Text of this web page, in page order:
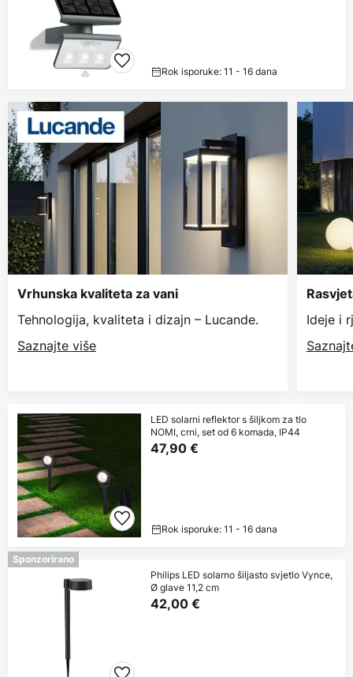
Rok isporuke: 11 - 16 dana
Vrhunska kvaliteta za vani
Tehnologija, kvaliteta i dizajn – Lucande.
Saznajte više
Ideje i
LED solarni reflektor s šiljkom za tlo
NOMI, crni, set od 6 komada, IP44
47,90 €
Rok isporuke: 11 - 16 dana
Sponzorirano
Philips LED solarno šiljasto svjetlo Vynce,
Ø glave 11,2 cm
42,00 €